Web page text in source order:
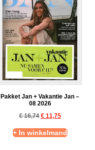
Pakket Jan + Vakantie Jan –
08 2026
€16,74 €11,75
+ In winkelmand